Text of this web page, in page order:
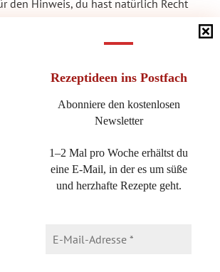
Rezeptideen ins Postfach
Abonniere den kostenlosen
Newsletter
1–2 Mal pro Woche erhältst du
eine E-Mail, in der es um süße
und herzhafte Rezepte geht.
den Hinweis, du hast natürlich Recht
Reply